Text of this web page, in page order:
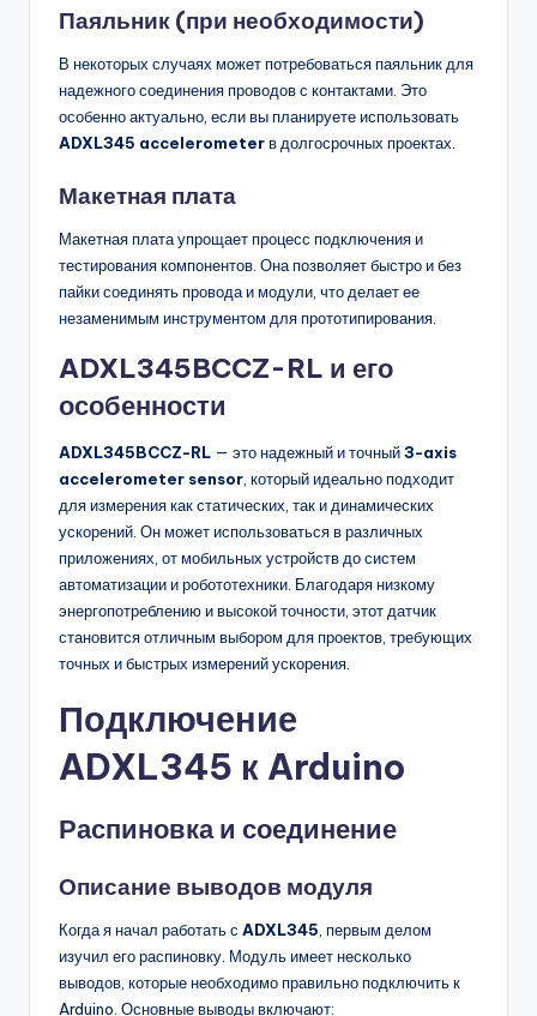
Паяльник (при необходимости)
В некоторых случаях может потребоваться паяльник для
надежного соединения проводов с контактами. Это
особенно актуально, если вы планируете использовать
ADXL345 accelerometerв долгосрочных проектах.
Макетная плата
Макетная плата упрощает процесс подключения и
тестирования компонентов. Она позволяет быстро и без
пайки соединять провода и модули, что делает ее
незаменимым инструментом для прототипирования.
ADXL345BCCZ-RL и его
особенности
ADXL345BCCZ-RL — это надежный и точный3-axis
accelerometer sensor , который идеально подходит
для измерения как статических, так и динамических
ускорений. Он может использоваться в различных
приложениях, от мобильных устройств до систем
автоматизации и робототехники. Благодаря низкому
энергопотреблению и высокой точности, этот датчик
становится отличным выбором для проектов, требующих
точных и быстрых измерений ускорения.
Подключение
ADXL345 к Arduino
Распиновка и соединение
Описание выводов модуля
Когда я начал работать с ADXL345 , первым делом
изучил его распиновку. Модуль имеет несколько
выводов, которые необходимо правильно подключить к
Arduino. Основные выводы включают: